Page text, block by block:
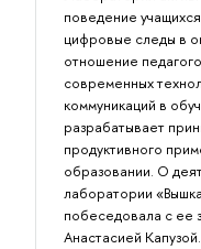
поведение
цифровые следы в
отношение
современных
коммуникаций в
разрабатывает
продуктивного
образовании. О
лаборатории
побеседовала с ее
Анастасией Капузой.